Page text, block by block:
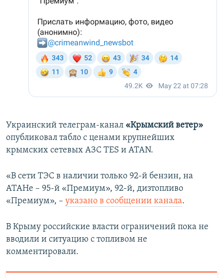
Украинский телеграм-канал «Крымский ветер»
опубликовал табло с ценами крупнейших
крымских сетевых АЗС TES и ATAN.
«В сети ТЭС в наличии только 92-й бензин, на
АТАНе – 95-й «Премиум», 92-й, дизтопливо
«Премиум», – указано в сообщении канала.
В Крыму российские власти ограничений пока не
вводили и ситуацию с топливом не
комментировали.